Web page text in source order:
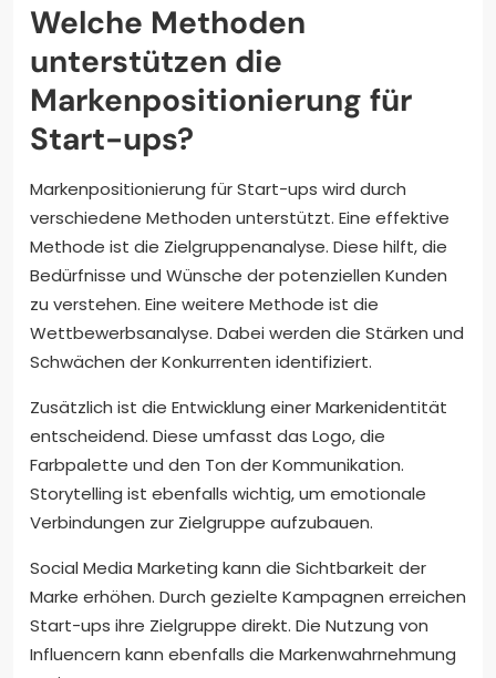
Welche Methoden
unterstützen die
Markenpositionierung für
Start-ups?
Markenpositionierung für Start-ups wird durch
verschiedene Methoden unterstützt. Eine effektive
Methode ist die Zielgruppenanalyse. Diese hilft, die
Bedürfnisse und Wünsche der potenziellen Kunden
zu verstehen. Eine weitere Methode ist die
Wettbewerbsanalyse. Dabei werden die Stärken und
Schwächen der Konkurrenten identifiziert.
Zusätzlich ist die Entwicklung einer Markenidentität
entscheidend. Diese umfasst das Logo, die
Farbpalette und den Ton der Kommunikation.
Storytelling ist ebenfalls wichtig, um emotionale
Verbindungen zur Zielgruppe aufzubauen.
Social Media Marketing kann die Sichtbarkeit der
Marke erhöhen. Durch gezielte Kampagnen erreichen
Start-ups ihre Zielgruppe direkt. Die Nutzung von
Influencern kann ebenfalls die Markenwahrnehmung